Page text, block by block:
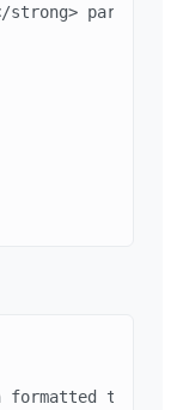
strong>
formatted text.